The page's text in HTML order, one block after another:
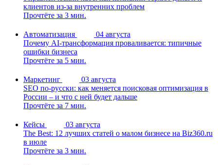
клиентов из-за внутренних проблем
Прочтёте за 3 мин.
Автоматизация
04 августа
Почему AI-трансформация проваливается: типичные
ошибки бизнеса
Прочтёте за 5 мин.
Маркетинг
03 августа
SEO по-русски: как меняется поисковая оптимизация в
России – и что с ней будет дальше
Прочтёте за 7 мин.
Кейсы
03 августа
The Best: 12 лучших статей о малом бизнесе на Biz360.ru
в июле
Прочтёте за 3 мин.